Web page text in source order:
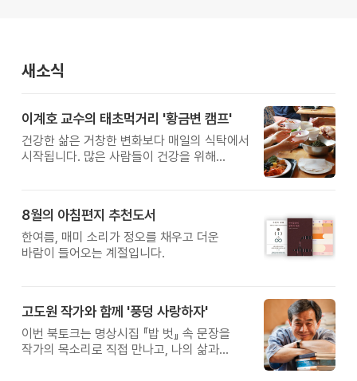
새소식
이계호 교수의 태초먹거리 '황금변 캠프'
건강한 삶은 거창한 변화보다 매일의 식탁에서
시작됩니다. 많은 사람들이 건강을 위해
받은 이계호 교수와 함께하는 태초먹거리
황금변 캠프
8월의 아침편지 추천도서
한여름, 매미 소리가 정오를 채우고 더운
바람이 들어오는 계절입니다.
고도원 작가와 함께 '풍덩 사랑하자'
이번 북토크는 명상시집 『밥 벗』 속 문장을
작가의 목소리로 직접 만나고, 나의 삶과